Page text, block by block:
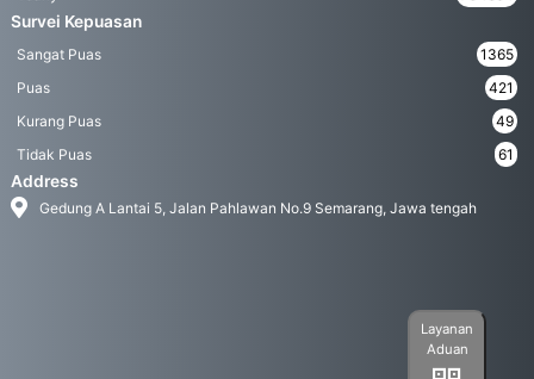
Survei Kepuasan
Sangat Puas
1365
Puas
421
Kurang Puas
49
Tidak Puas
61
Address
Gedung A Lantai 5, Jalan Pahlawan No.9 Semarang, Jawa tengah
Layanan
Aduan